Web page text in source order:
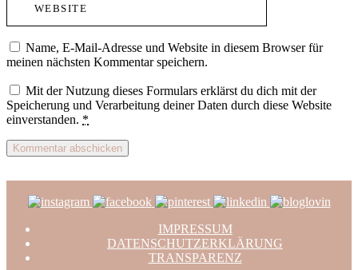
Name, E-Mail-Adresse und Website in diesem Browser für
meinen nächsten Kommentar speichern.
Mit der Nutzung dieses Formulars erklärst du dich mit der
Speicherung und Verarbeitung deiner Daten durch diese Website
einverstanden. *
IMPRESSUM
DATENSCHUTZERKLÄRUNG
TRANSPARENZ